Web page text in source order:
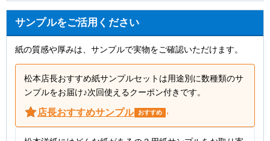
サンプルをご活用ください
紙の質感や厚みは、サンプルで実物をご確認いただけます。
松本店長おすすめ紙サンプルセットは用途別に数種類のサ
ンプルをお届け♪次回使えるクーポン付きです。
店長おすすめサンプル おすすめ ›